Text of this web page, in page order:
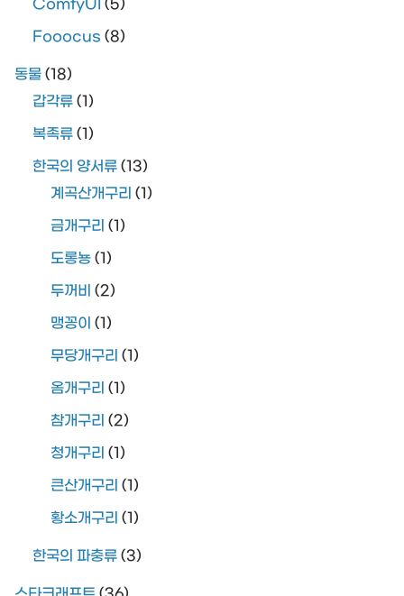
ComfyUI (5)
Fooocus (8)
동물 (18)
갑각류 (1)
복족류 (1)
한국의 양서류 (13)
계곡산개구리 (1)
금개구리 (1)
도롱뇽 (1)
두꺼비 (2)
맹꽁이 (1)
무당개구리 (1)
옴개구리 (1)
참개구리 (2)
청개구리 (1)
큰산개구리 (1)
황소개구리 (1)
한국의 파충류 (3)